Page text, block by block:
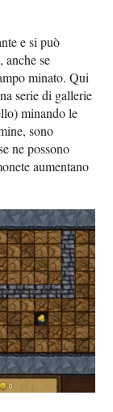
e si può
anche se
minato. Qui
serie di gallerie
minando le
sono
ne possono
aumentano